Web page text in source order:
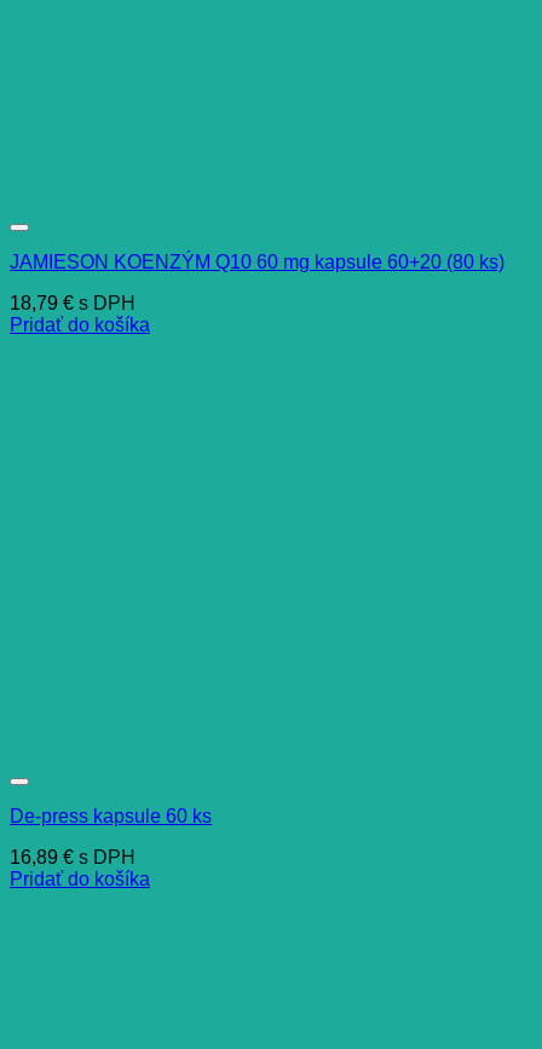
JAMIESON KOENZÝM Q10 60 mg kapsule 60+20 (80 ks)
18,79 € s DPH
Pridať do košíka
De-press kapsule 60 ks
16,89 € s DPH
Pridať do košíka